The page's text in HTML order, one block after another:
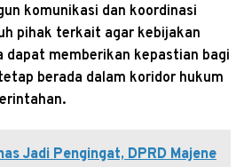
komunikasi dan koordinasi
pihak terkait agar kebijakan
dapat memberikan kepastian bagi
berada dalam koridor hukum
Jadi Pengingat, DPRD Majene